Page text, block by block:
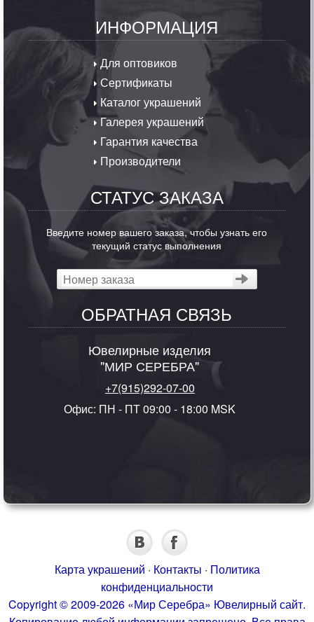
ИНФОРМАЦИЯ
Для оптовиков
Сертификаты
Каталог украшений
Галерея украшений
Гарантия качества
Производители
СТАТУС ЗАКАЗА
Введите номер вашего заказа, чтобы узнать его
текущий статус выполнения
ОБРАТНАЯ СВЯЗЬ
Ювелирные изделия
"МИР СЕРЕБРА"
+7(915)292-07-00
Офис: ПН - ПТ 09:00 - 18:00 MSK
Карта украшений · Контакты · Политика
конфиденциальности
Copyright © 2009-2026 «Мир Серебра» Ювелирный сайт.